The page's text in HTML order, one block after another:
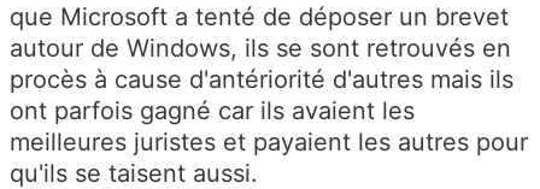
que Microsoft a tenté de déposer un brevet
autour de Windows, ils se sont retrouvés en
procès à cause d'antériorité d'autres mais ils
ont parfois gagné car ils avaient les
meilleures juristes et payaient les autres pour
qu'ils se taisent aussi.